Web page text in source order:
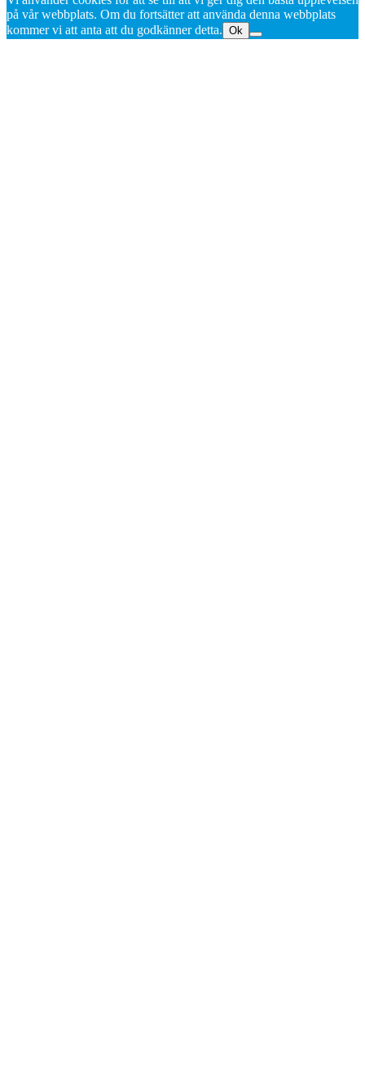
på vår webbplats. Om du fortsätter att använda denna webbplats
kommer vi att anta att du godkänner detta. Ok